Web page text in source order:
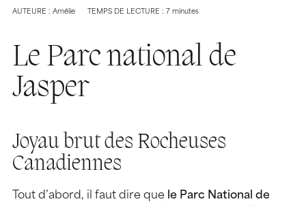
AUTEURE : Amélie TEMPS DE LECTURE : 7 minutes
Le Parc national de
Jasper
Joyau brut des Rocheuses
Canadiennes
Tout d’abord, il faut dire que le Parc National de